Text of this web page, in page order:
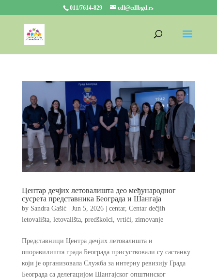
011/7614-829 cdl@cdlbgd.rs
Центар дечјих летовалишта део међународног
сусрета представника Београда и Шангаја
by Sandra Gašić| Jun 5, 2026| centar, Centar dečjih
letovališta, letovališta, predškolci, vrtići, zimovanje
Представници Центра дечјих летовалишта и
опоравилишта града Београда присуствовали су састанку
који је организовала Служба за интерну ревизију Града
Београда са делегацијом Шангајског општинског